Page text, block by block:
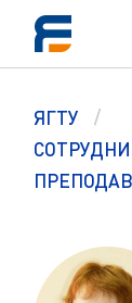
ЯГТУ